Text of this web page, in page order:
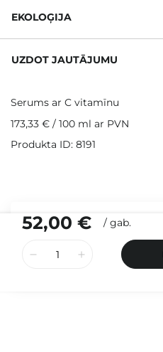
52,00 € / gab.
EKOLOĢIJA
UZDOT JAUTĀJUMU
Serums ar C vitamīnu
173,33 € / 100 ml ar PVN
Produkta ID: 8191